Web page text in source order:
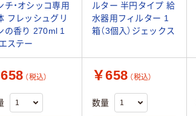
チ・オシッコ専用
フレッシュグリ
の香り 270ml 1
ステー
ルター 半円タイプ 給
水器用フィルター 1
箱（3個入）ジェックス
（税込） ￥658 （税込）
数量